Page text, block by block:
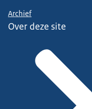
Archief
Over deze site